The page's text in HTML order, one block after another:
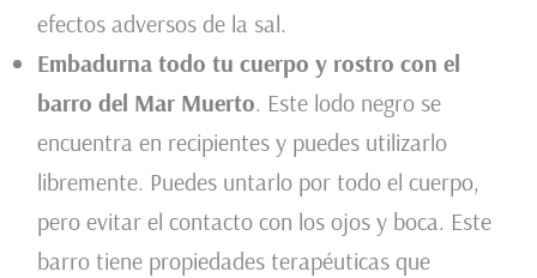
efectos adversos de la sal.
Embadurna todo tu cuerpo y rostro con el
barro del Mar Muerto. Este lodo negro se
encuentra en recipientes y puedes utilizarlo
libremente. Puedes untarlo por todo el cuerpo,
pero evitar el contacto con los ojos y boca. Este
barro tiene propiedades terapéuticas que